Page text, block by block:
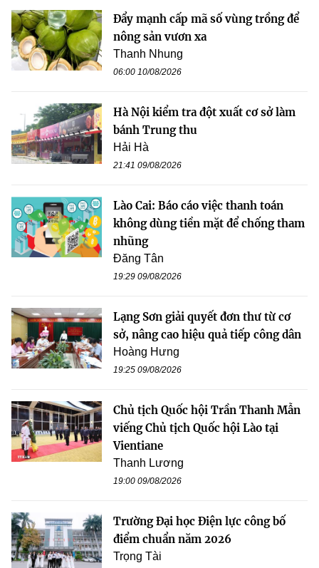
Đẩy mạnh cấp mã số vùng trồng để
nông sản vươn xa
Thanh Nhung
06:00 10/08/2026
Hà Nội kiểm tra đột xuất cơ sở làm
bánh Trung thu
Hải Hà
21:41 09/08/2026
Lào Cai: Báo cáo việc thanh toán
không dùng tiền mặt để chống tham
nhũng
Đăng Tân
19:29 09/08/2026
Lạng Sơn giải quyết đơn thư từ cơ
sở, nâng cao hiệu quả tiếp công dân
Hoàng Hưng
19:25 09/08/2026
Chủ tịch Quốc hội Trần Thanh Mẫn
viếng Chủ tịch Quốc hội Lào tại
Vientiane
Thanh Lương
19:00 09/08/2026
Trường Đại học Điện lực công bố
điểm chuẩn năm 2026
Trọng Tài